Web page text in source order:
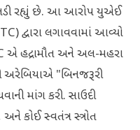
લડી રહ્યું છે. આ આરોપ યુએઈ
દ્વારા લગાવવામાં આવ્યો
એ હદ્રામૌત અને અલ-મહરા
અરેબિયાએ "બિનજરૂરી
માંગ કરી. સાઉદી
કોઈ સ્વતંત્ર સ્ત્રોત